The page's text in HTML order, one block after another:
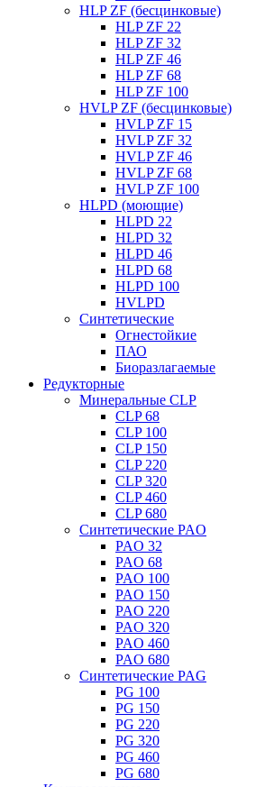
HLP ZF (бесцинковые)
HLP ZF 22
HLP ZF 32
HLP ZF 46
HLP ZF 68
HLP ZF 100
HVLP ZF (бесцинковые)
HVLP ZF 15
HVLP ZF 32
HVLP ZF 46
HVLP ZF 68
HVLP ZF 100
HLPD (моющие)
HLPD 22
HLPD 32
HLPD 46
HLPD 68
HLPD 100
HVLPD
Синтетические
Огнестойкие
ПАО
Биоразлагаемые
Редукторные
Минеральные CLP
CLP 68
CLP 100
CLP 150
CLP 220
CLP 320
CLP 460
CLP 680
Синтетические PAO
PAO 32
PAO 68
PAO 100
PAO 150
PAO 220
PAO 320
PAO 460
PAO 680
Синтетические PAG
PG 100
PG 150
PG 220
PG 320
PG 460
PG 680